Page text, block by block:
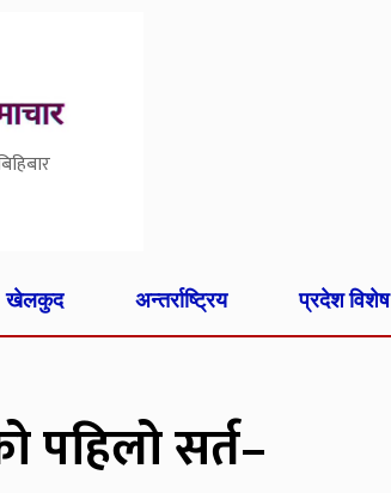
खेलकुद अन्तर्राष्ट्रिय प्रदेश विशेष
पहिलो सर्त–